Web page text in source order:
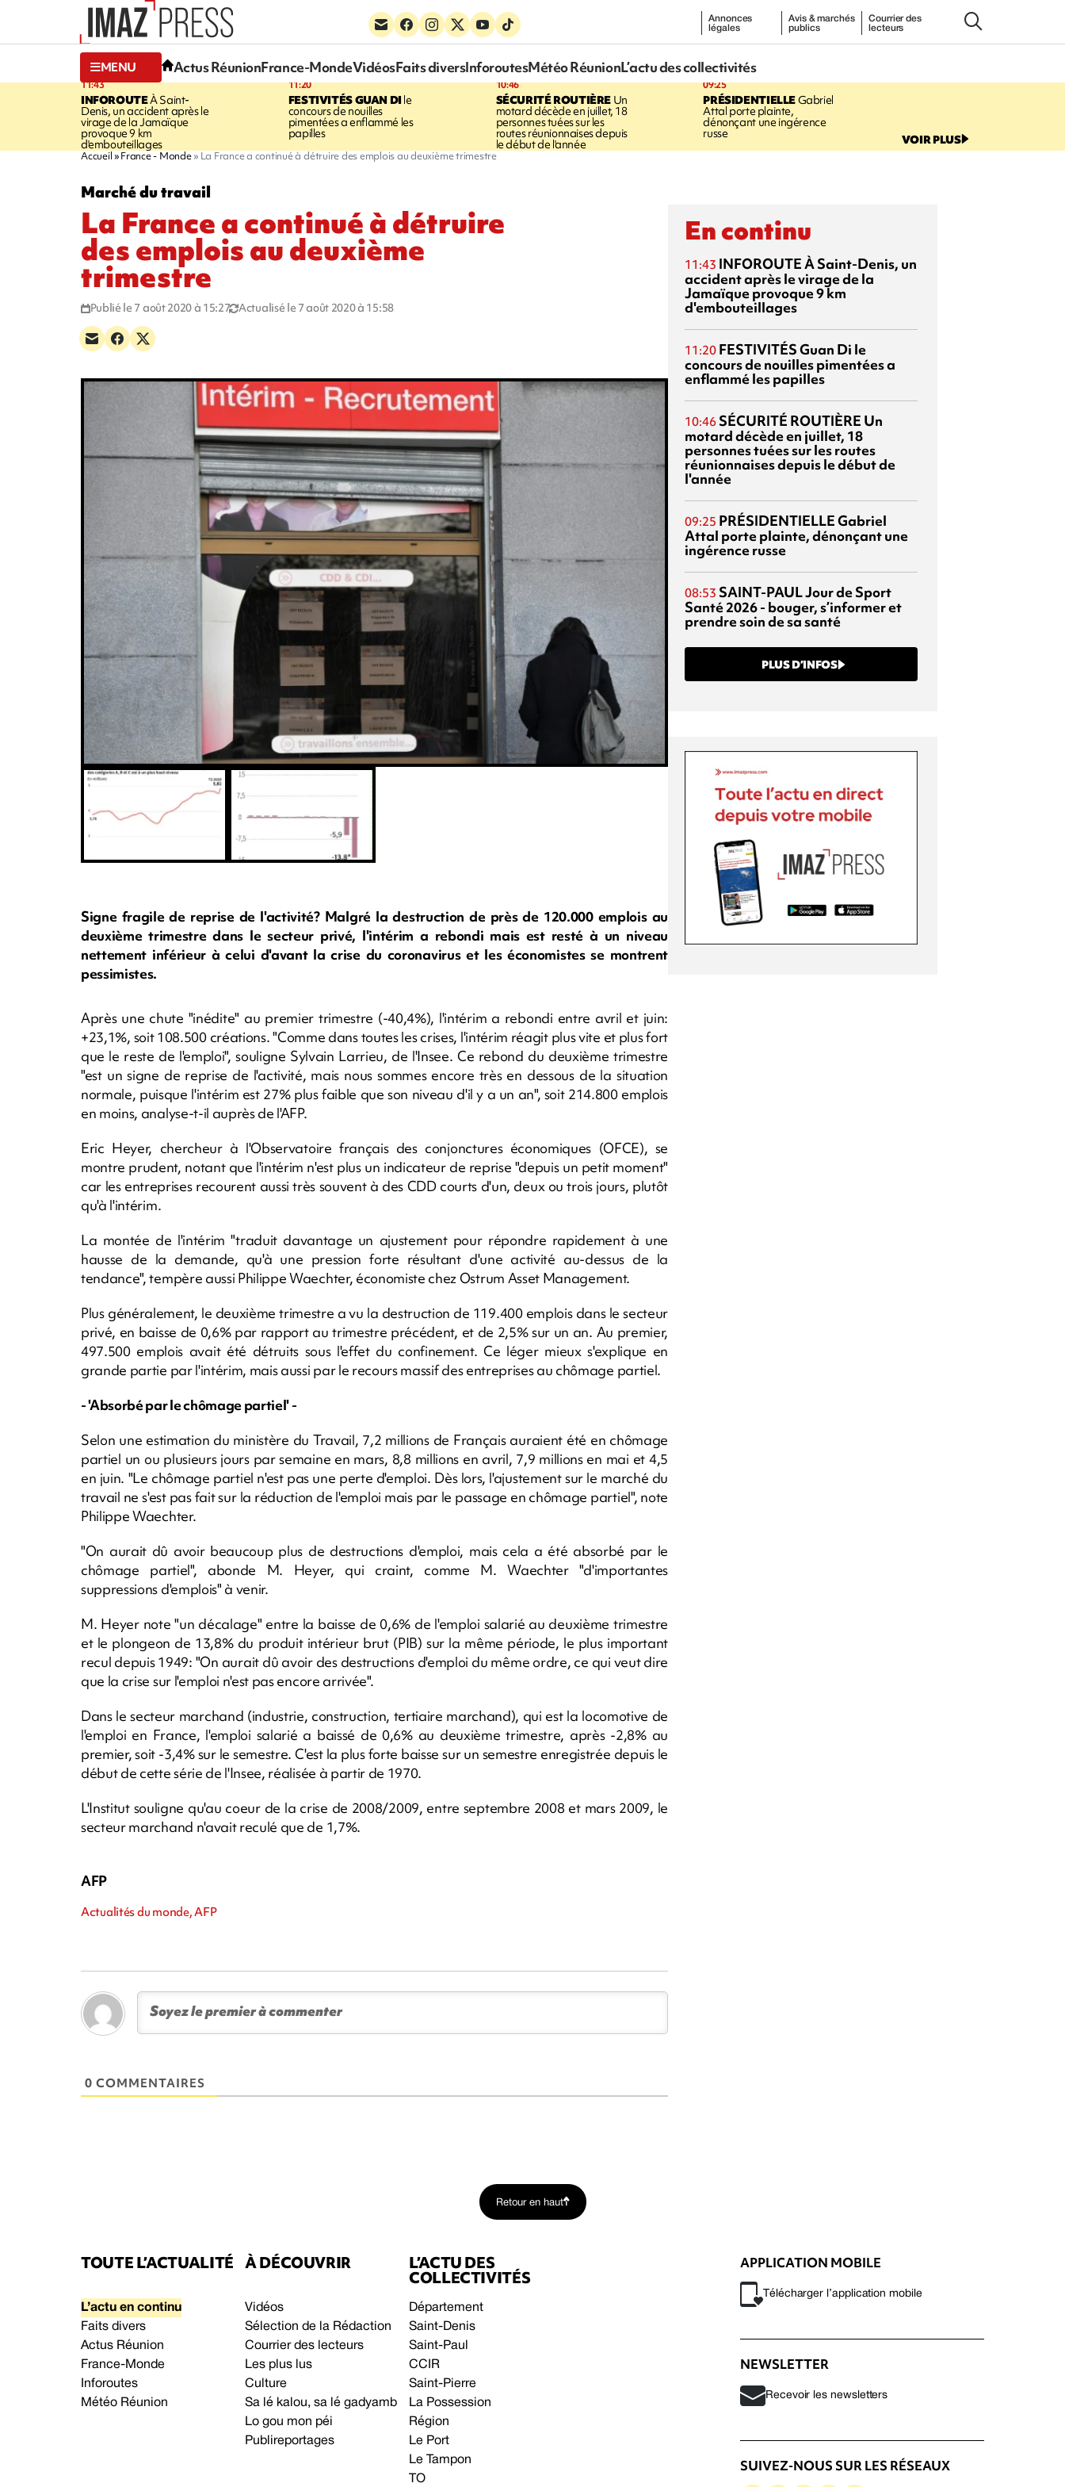
Annonces
légales
Avis & marchés
publics
Courrier des
lecteurs
MENU Actus RéunionFrance-MondeVidéosFaits diversInforoutesMétéo RéunionL’actu des collectivités
11:43
INFOROUTEÀ Saint-
Denis, un accident après le
virage de la Jamaïque
provoque 9 km
d'embouteillages
11:20
FESTIVITÉSGUAN DIle
concours de nouilles
pimentées a enflammé les
papilles
10:46
SÉCURITÉ ROUTIÈRE Un
motard décède en juillet, 18
personnes tuées sur les
routes réunionnaises depuis
le début de l'année
09:25
PRÉSIDENTIELLEGabriel
Attal porte plainte,
dénonçant une ingérence
russe VOIR PLUS
Accueil France - Monde La France a continué à détruire des emplois au deuxième trimestre
Marché du travail
La France a continué à détruire
des emplois au deuxième
trimestre
Publié le 7 août 2020 à 15:27 Actualisé le 7 août 2020 à 15:58
Signe fragile de reprise de l'activité? Malgré la destruction de près de 120.000 emplois au
deuxième trimestre dans le secteur privé, l'intérim a rebondi mais est resté à un niveau
nettement inférieur à celui d'avant la crise du coronavirus et les économistes se montrent
pessimistes.
Après une chute "inédite" au premier trimestre (-40,4%), l'intérim a rebondi entre avril et juin:
+23,1%, soit 108.500 créations. "Comme dans toutes les crises, l'intérim réagit plus vite et plus fort
que le reste de l'emploi", souligne Sylvain Larrieu, de l'Insee. Ce rebond du deuxième trimestre
"est un signe de reprise de l'activité, mais nous sommes encore très en dessous de la situation
normale, puisque l'intérim est 27% plus faible que son niveau d'il y a un an", soit 214.800 emplois
en moins, analyse-t-il auprès de l'AFP.
Eric Heyer, chercheur à l'Observatoire français des conjonctures économiques (OFCE), se
montre prudent, notant que l'intérim n'est plus un indicateur de reprise "depuis un petit moment"
car les entreprises recourent aussi très souvent à des CDD courts d'un, deux ou trois jours, plutôt
qu'à l'intérim.
La montée de l'intérim "traduit davantage un ajustement pour répondre rapidement à une
hausse de la demande, qu'à une pression forte résultant d'une activité au-dessus de la
tendance", tempère aussi Philippe Waechter, économiste chez Ostrum Asset Management.
Plus généralement, le deuxième trimestre a vu la destruction de 119.400 emplois dans le secteur
privé, en baisse de 0,6% par rapport au trimestre précédent, et de 2,5% sur un an. Au premier,
497.500 emplois avait été détruits sous l'effet du confinement. Ce léger mieux s'explique en
grande partie par l'intérim, mais aussi par le recours massif des entreprises au chômage partiel.
- 'Absorbé par le chômage partiel' -
Selon une estimation du ministère du Travail, 7,2 millions de Français auraient été en chômage
partiel un ou plusieurs jours par semaine en mars, 8,8 millions en avril, 7,9 millions en mai et 4,5
en juin. "Le chômage partiel n'est pas une perte d'emploi. Dès lors, l'ajustement sur le marché du
travail ne s'est pas fait sur la réduction de l'emploi mais par le passage en chômage partiel", note
Philippe Waechter.
"On aurait dû avoir beaucoup plus de destructions d'emploi, mais cela a été absorbé par le
chômage partiel", abonde M. Heyer, qui craint, comme M. Waechter "d'importantes
suppressions d'emplois" à venir.
M. Heyer note "un décalage" entre la baisse de 0,6% de l'emploi salarié au deuxième trimestre
et le plongeon de 13,8% du produit intérieur brut (PIB) sur la même période, le plus important
recul depuis 1949: "On aurait dû avoir des destructions d'emploi du même ordre, ce qui veut dire
que la crise sur l'emploi n'est pas encore arrivée".
Dans le secteur marchand (industrie, construction, tertiaire marchand), qui est la locomotive de
l'emploi en France, l'emploi salarié a baissé de 0,6% au deuxième trimestre, après -2,8% au
premier, soit -3,4% sur le semestre. C'est la plus forte baisse sur un semestre enregistrée depuis le
début de cette série de l'Insee, réalisée à partir de 1970.
L'Institut souligne qu'au coeur de la crise de 2008/2009, entre septembre 2008 et mars 2009, le
secteur marchand n'avait reculé que de 1,7%.
AFP
Actualités du monde, AFP
0 COMMENTAIRES
En continu
11:43 INFOROUTEÀ Saint-Denis, un
accident après le virage de la
Jamaïque provoque 9 km
d'embouteillages
11:20 FESTIVITÉSGuan Di le
concours de nouilles pimentées a
enflammé les papilles
10:46 SÉCURITÉ ROUTIÈRE Un
motard décède en juillet, 18
personnes tuées sur les routes
réunionnaises depuis le début de
l'année
09:25 PRÉSIDENTIELLEGabriel
Attal porte plainte, dénonçant une
ingérence russe
08:53 SAINT-PAULJour de Sport
Santé 2026 - bouger, s’informer et
prendre soin de sa santé
PLUS D’INFOS
Retour en haut
TOUTE L’ACTUALITÉ
L’actu en continu
Faits divers
Actus Réunion
France-Monde
Inforoutes
Météo Réunion
À DÉCOUVRIR
Vidéos
Sélection de la Rédaction
Courrier des lecteurs
Les plus lus
Culture
Sa lé kalou, sa lé gadyamb
Lo gou mon péi
Publireportages
L’ACTU DES
COLLECTIVITÉS
Département
Saint-Denis
Saint-Paul
CCIR
Saint-Pierre
La Possession
Région
Le Port
Le Tampon
TO
APPLICATION MOBILE
Télécharger l’application mobile
NEWSLETTER
Recevoir les newsletters
SUIVEZ-NOUS SUR LES RÉSEAUX